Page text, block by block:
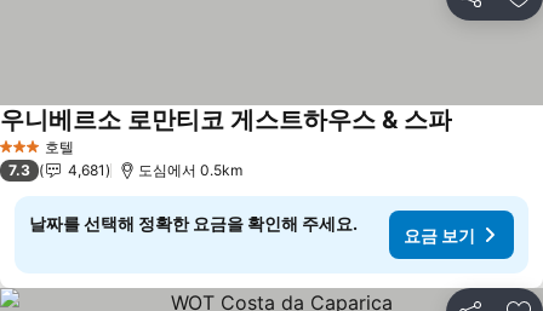
공유 즐
3 성급 호텔
우니베르소 로만티코 게스트하우스 & 스파
7.3 4,681 도심에서 0.5km
날짜를 선택해 정확한 요금을 확인해 주세요.
요금 보기